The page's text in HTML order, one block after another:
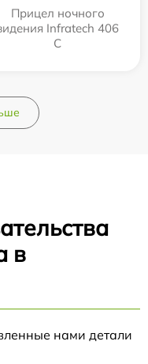
Прицел ночного
Infratech 406
С
в
нами детали